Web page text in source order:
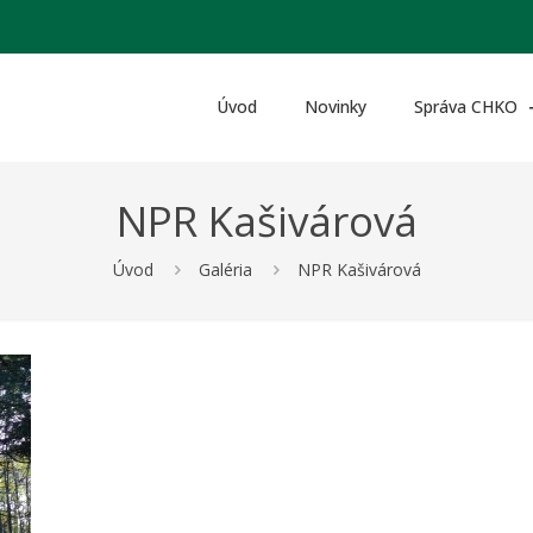
Úvod Novinky Správa CHKO
NPR Kašivárová
Úvod Galéria NPR Kašivárová